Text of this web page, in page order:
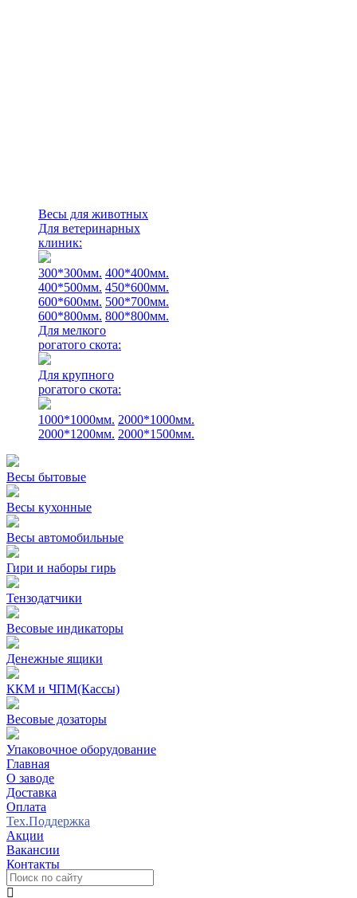
Весы для животных
Для ветеринарных
клиник:
300*300мм. 400*400мм.
400*500мм. 450*600мм.
600*600мм. 500*700мм.
600*800мм. 800*800мм.
Для мелкого
рогатого скота:
Для крупного
рогатого скота:
1000*1000мм. 2000*1000мм.
2000*1200мм. 2000*1500мм.
Весы бытовые
Весы кухонные
Весы автомобильные
Гири и наборы гирь
Тензодатчики
Весовые индикаторы
Денежные ящики
ККМ и ЧПМ(Кассы)
Весовые дозаторы
Упаковочное оборудование
Главная
О заводе
Доставка
Оплата
Тех.Поддержка
Акции
Вакансии
Контакты